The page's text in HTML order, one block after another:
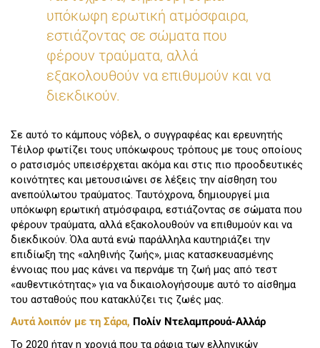
υπόκωφη ερωτική ατμόσφαιρα,
εστιάζοντας σε σώματα που
φέρουν τραύματα, αλλά
εξακολουθούν να επιθυμούν και να
διεκδικούν.
Σε αυτό το κάμπους νόβελ, ο συγγραφέας και ερευνητής
Τέιλορ φωτίζει τους υπόκωφους τρόπους με τους οποίους
ο ρατσισμός υπεισέρχεται ακόμα και στις πιο προοδευτικές
κοινότητες και μετουσιώνει σε λέξεις την αίσθηση του
ανεπούλωτου τραύματος. Ταυτόχρονα, δημιουργεί μια
υπόκωφη ερωτική ατμόσφαιρα, εστιάζοντας σε σώματα που
φέρουν τραύματα, αλλά εξακολουθούν να επιθυμούν και να
διεκδικούν. Όλα αυτά ενώ παράλληλα καυτηριάζει την
επιδίωξη της «αληθινής ζωής», μιας κατασκευασμένης
έννοιας που μας κάνει να περνάμε τη ζωή μας από τεστ
«αυθεντικότητας» για να δικαιολογήσουμε αυτό το αίσθημα
του ασταθούς που κατακλύζει τις ζωές μας.
Αυτά λοιπόν με τη Σάρα, Πολίν Ντελαμπρουά-Αλλάρ
Το 2020 ήταν η χρονιά που τα ράφια των ελληνικών